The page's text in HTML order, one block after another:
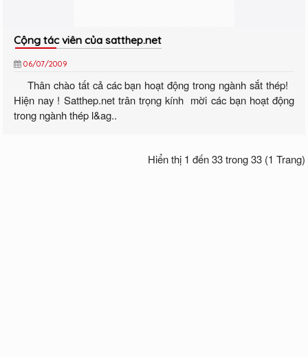
Cộng tác viên của satthep.net
06/07/2009
Thân chào tất cả các bạn hoạt động trong ngành sắt thép!
Hiện nay ! Satthep.net trân trọng kính mời các bạn hoạt động
trong ngành thép l&ag..
Hiển thị 1 đến 33 trong 33 (1 Trang)